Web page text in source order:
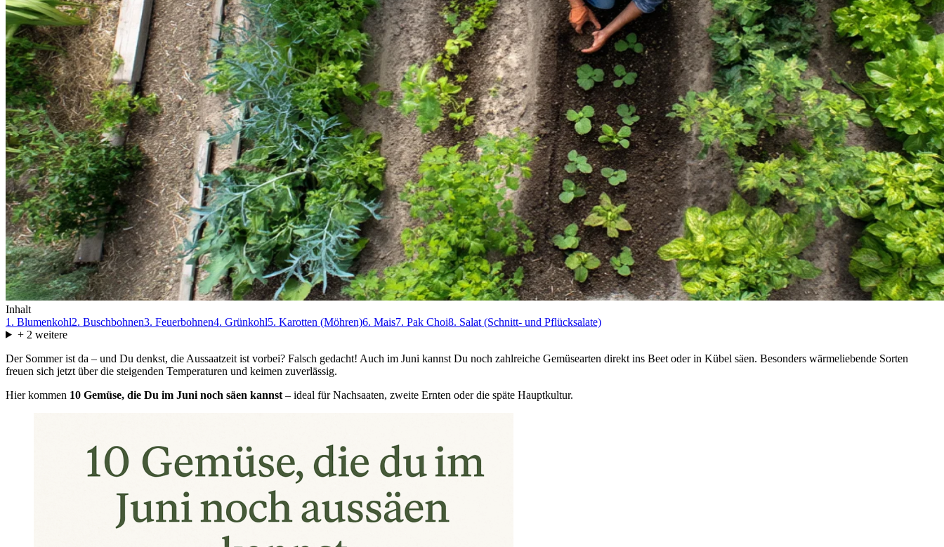
Inhalt
1. Blumenkohl2. Buschbohnen3. Feuerbohnen4. Grünkohl5. Karotten (Möhren)6. Mais7. Pak Choi8. Salat (Schnitt- und Pflücksalate)
+ 2 weitere
Der Sommer ist da – und Du denkst, die Aussaatzeit ist vorbei? Falsch gedacht! Auch im Juni kannst Du noch zahlreiche Gemüsearten direkt ins Beet oder in Kübel säen. Besonders wärmeliebende Sorten
freuen sich jetzt über die steigenden Temperaturen und keimen zuverlässig.
Hier kommen 10 Gemüse, die Du im Juni noch säen kannst – ideal für Nachsaaten, zweite Ernten oder die späte Hauptkultur.